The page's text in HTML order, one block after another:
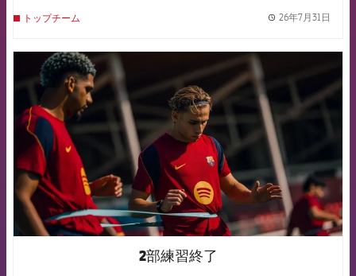
トップチーム 26年7月31日
FCB Barcelona badge
2部練習終了